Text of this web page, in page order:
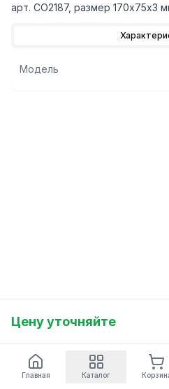
арт. CO2187, размер 170х75х3
Модель
Цену уточняйте
Главная Каталог